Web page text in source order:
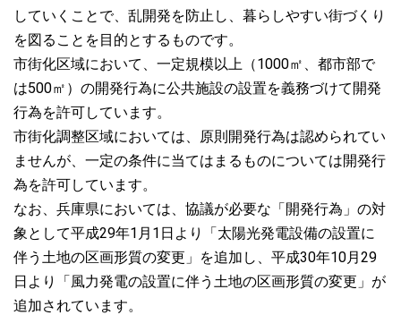
していくことで、乱開発を防止し、暮らしやすい街づくり
を図ることを目的とするものです。
市街化区域において、一定規模以上（1000㎡、都市部で
は500㎡）の開発行為に公共施設の設置を義務づけて開発
行為を許可しています。
市街化調整区域においては、原則開発行為は認められてい
ませんが、一定の条件に当てはまるものについては開発行
為を許可しています。
なお、兵庫県においては、協議が必要な「開発行為」の対
象として平成29年1月1日より「太陽光発電設備の設置に
伴う土地の区画形質の変更」を追加し、平成30年10月29
日より「風力発電の設置に伴う土地の区画形質の変更」が
追加されています。